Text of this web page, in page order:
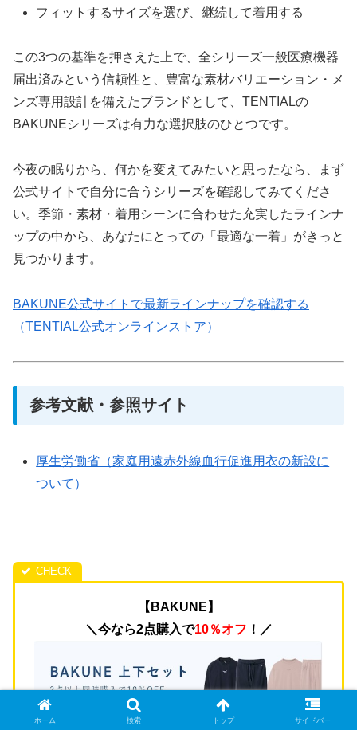
フィットするサイズを選び、継続して着用する
この3つの基準を押さえた上で、全シリーズ一般医療機器
届出済みという信頼性と、豊富な素材バリエーション・メ
ンズ専用設計を備えたブランドとして、TENTIALの
BAKUNEシリーズは有力な選択肢のひとつです。
今夜の眠りから、何かを変えてみたいと思ったなら、まず
公式サイトで自分に合うシリーズを確認してみてくださ
い。季節・素材・着用シーンに合わせた充実したラインナ
ップの中から、あなたにとっての「最適な一着」がきっと
見つかります。
BAKUNE公式サイトで最新ラインナップを確認する
（TENTIAL公式オンラインストア）
参考文献・参照サイト
厚生労働省（家庭用遠赤外線血行促進用衣の新設に
ついて）
【BAKUNE】
＼今なら2点購入で10％オフ ！／
ホーム 検索 トップ サイドバー